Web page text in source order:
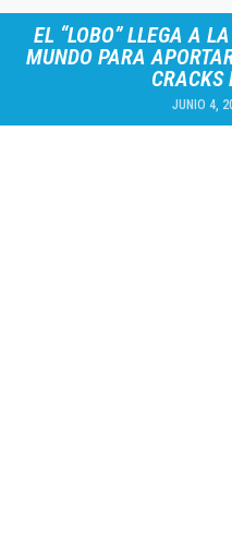
EL “LOBO” LLEGA A
MUNDO PARA
CRACKS
JUNIO 4,